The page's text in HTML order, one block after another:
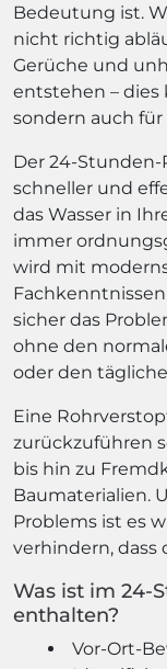
Bedeutung ist.
nicht richtig
Gerüche und
entstehen – dies
sondern auch
Der 24-
schneller und
das Wasser in
immer
wird mit
sicher das
ohne den
oder den
Eine
zurückzuführen
bis hin zu
Baumaterialien.
Problems ist es
verhindern, dass
Was ist im 24-
enthalten?
Vor-Ort-